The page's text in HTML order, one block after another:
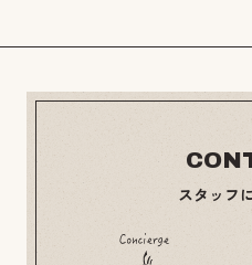
スタッフ